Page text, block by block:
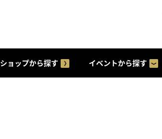
ショップから探す イベントから探す